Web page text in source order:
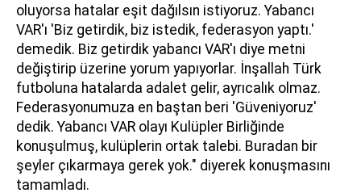
oluyorsa hatalar eşit dağılsın istiyoruz. Yabancı
VAR'ı 'Biz getirdik, biz istedik, federasyon yaptı.'
demedik. Biz getirdik yabancı VAR'ı diye metni
değiştirip üzerine yorum yapıyorlar. İnşallah Türk
futboluna hatalarda adalet gelir, ayrıcalık olmaz.
Federasyonumuza en baştan beri 'Güveniyoruz'
dedik. Yabancı VAR olayı Kulüpler Birliğinde
konuşulmuş, kulüplerin ortak talebi. Buradan bir
şeyler çıkarmaya gerek yok." diyerek konuşmasını
tamamladı.